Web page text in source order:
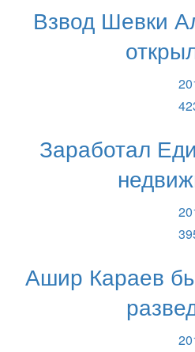
Взвод Шевки
Заработал
Ашир Караев